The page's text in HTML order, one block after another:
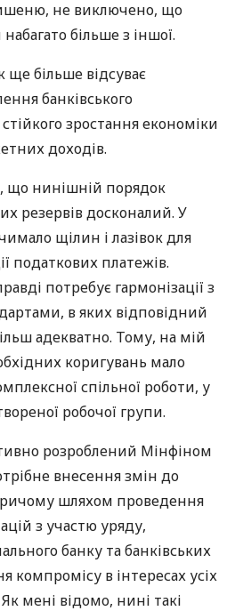
не виключено, що
більше з іншої.
ще більше відсуває
банківського
зростання економіки
доходів.
що нинішній порядок
резервів досконалий. У
щілин і лазівок для
податкових платежів.
потребує гармонізації з
в яких відповідний
адекватно. Тому, на мій
коригувань мало
спільної роботи, у
робочої групи.
розроблений Мінфіном
внесення змін до
шляхом проведення
з участю уряду,
банку та банківських
компромісу в інтересах усіх
мені відомо, нині такі